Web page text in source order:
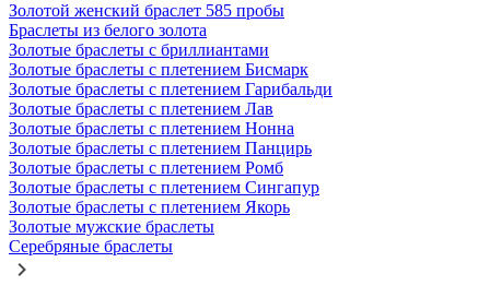
Золотой женский браслет 585 пробы
Браслеты из белого золота
Золотые браслеты с бриллиантами
Золотые браслеты с плетением Бисмарк
Золотые браслеты с плетением Гарибальди
Золотые браслеты с плетением Лав
Золотые браслеты с плетением Нонна
Золотые браслеты с плетением Панцирь
Золотые браслеты с плетением Ромб
Золотые браслеты с плетением Сингапур
Золотые браслеты с плетением Якорь
Золотые мужские браслеты
Серебряные браслеты